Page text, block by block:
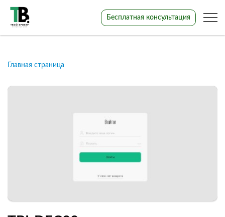
Бесплатная консультация
Главная страница